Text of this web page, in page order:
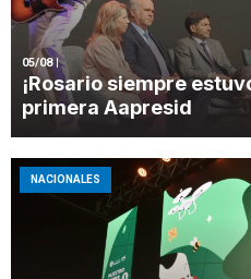
05/08|
¡Rosario siempre
primera Aapresid
NACIONALES